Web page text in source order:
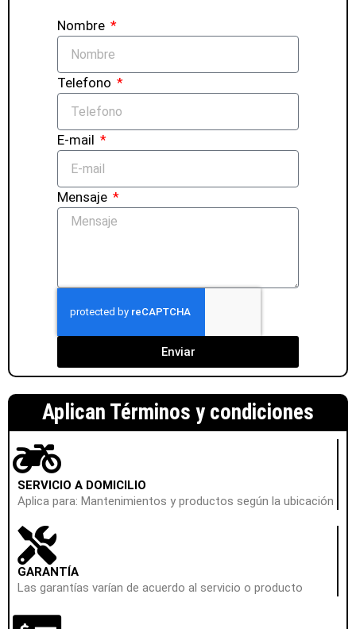
Nombre
Telefono
E-mail
Mensaje
Enviar
Aplican Términos y condiciones
SERVICIO A DOMICILIO
Aplica para: Mantenimientos y productos según la ubicación
GARANTÍA
Las garantías varían de acuerdo al servicio o producto